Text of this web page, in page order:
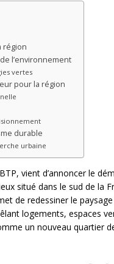
région
l’environnement
vertes
pour la région
durable
urbaine
vient d’annoncer le
situé dans le sud de la
de redessiner le
logements, espaces
un nouveau quartier